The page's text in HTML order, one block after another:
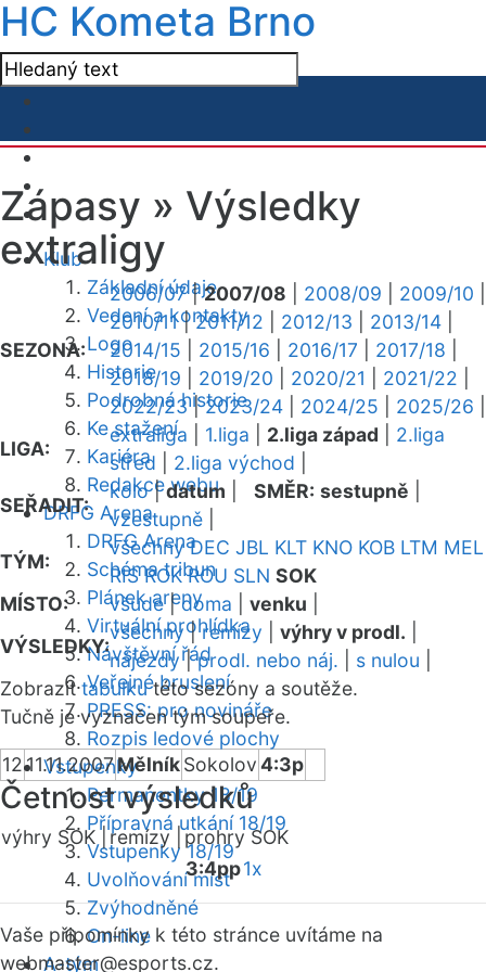
HC Kometa Brno
Klub
Základní údaje
Vedení a kontakty
Logo
Historie
Podrobná historie
Ke stažení
Kariéra
Redakce webu
DRFG Arena
DRFG Arena
Schéma tribun
Plánek areny
Virtuální prohlídka
Návštěvní řád
Veřejné bruslení
PRESS: pro novináře
Rozpis ledové plochy
Vstupenky
Permanentky 18/19
Přípravná utkání 18/19
Vstupenky 18/19
Uvolňování míst
Zvýhodněné
On-line
A-tým
Zápasy » Výsledky
extraligy
SEZONA:
2006/07|2007/08 2008/09 2009/10
2010/11|2011/12 2012/13 2013/14
2014/15
2015/16 2016/17 2017/18
2018/19
2019/20 2020/21 2021/22
2022/23|2023/24 2024/25 2025/26
LIGA:
extraliga 1.liga 2.liga západ
2.liga
střed
2.liga východ
SEŘADIT:
kolo|datum SMĚR: sestupně
vzestupně
TÝM:
všechny DEC JBL KLT KNO KOB LTM MEL
RIS ROK ROU SLN SOK
MÍSTO:
všude|doma venku
VÝSLEDKY:
všechny|remízy výhry v prodl.
nájezdy|prodl. nebo náj. s nulou
Zobrazittabulkutéto sezóny a soutěže.
Tučně je vyznačen tým soupeře.
1211.11.2007MělníkSokolov4:3p
Četnost výsledků
výhry SOK | remízy |prohry SOK
3:4pp1x
Vaše připomínky k této stránce uvítáme na
webmaster@esports.cz.